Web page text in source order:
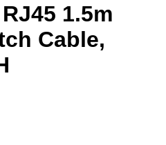
1.5m
Cable,